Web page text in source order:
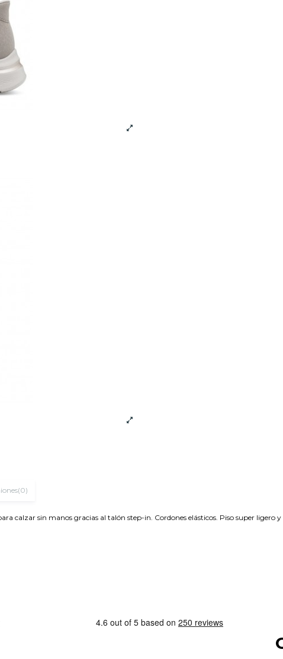
(0)
calzar sin manos gracias al talón step-in. Cordones elásticos. Piso super ligero